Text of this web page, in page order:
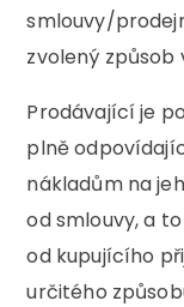
smlouvy/
zvolený způsob
Prodávající je
plně
nákladům na
od smlouvy, a
od kupujícího
určitého